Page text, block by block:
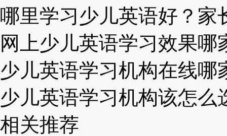
哪里学习少儿英语好？家
网上少儿英语学习效果哪
少儿英语学习机构在线哪
少儿英语学习机构该怎么
相关推荐